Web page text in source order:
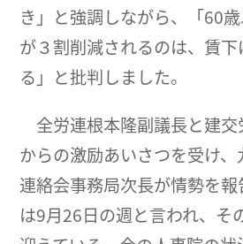
き」と強調しながら、「60
が３割削減されるのは、賃
る」と批判しました。
全労連根本隆副議長と建交
からの激励あいさつを受け
連絡会事務局次長が情勢を
は9月26日の週と言われ、そ